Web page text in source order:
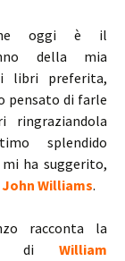
oggi è il
della mia
libri preferita,
pensato di farle
ringraziandola
splendido
ha suggerito,
John Williams.
racconta la
di William